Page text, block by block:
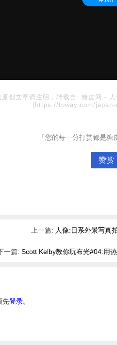
原创文章请注明，转载自: 糖皮网 -
(https://tpway.com/
「您的每一分打赏都是糖
赞赏
上一篇: 人像:日系外景写真
一篇: Scott Kelby教你玩布光#04:用
先登录。